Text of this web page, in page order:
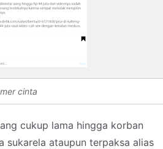
cinta
cukup lama hingga korban
sukarela ataupun terpaksa alias